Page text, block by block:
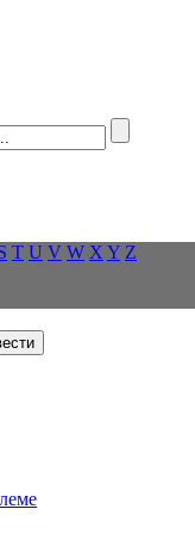
T U V W X Y Z